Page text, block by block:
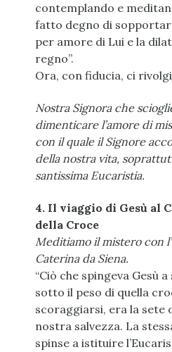
contemplando e
fatto degno di
per amore di Lui e la
regno”.
Ora, con fiducia, ci
Nostra Signora che
dimenticare l’amore di
con il quale il Signore
della nostra vita,
santissima Eucaristia.
4. Il viaggio di Gesù al
della Croce
Meditiamo il mistero con
Caterina da Siena.
“Ciò che spingeva Gesù
sotto il peso di quella
scoraggiarsi, era la sete
nostra salvezza. La
spinse a istituire